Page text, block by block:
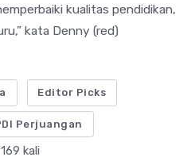
kualitas pendidikan,
kata Denny (red)
Editor Picks
Perjuangan
169 kali